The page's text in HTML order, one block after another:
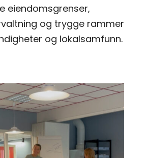
eiendomsgrenser,
og trygge rammer
og lokalsamfunn.